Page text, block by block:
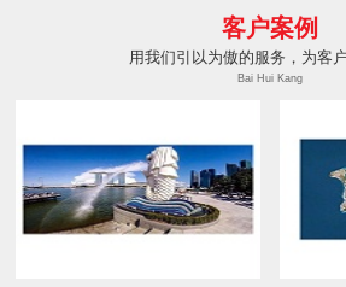
客户案例
用我们引以为傲的服务，为客
Bai Hui Kang